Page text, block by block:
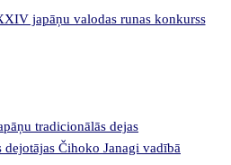
japāņu valodas runas konkurss
tradicionālās dejas
dejotājas Čihoko Janagi vadībā